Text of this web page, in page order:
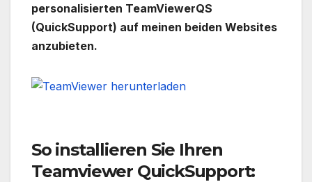
personalisierten TeamViewerQS
(QuickSupport) auf meinen beiden Websites
anzubieten.
So installieren Sie Ihren
Teamviewer QuickSupport: